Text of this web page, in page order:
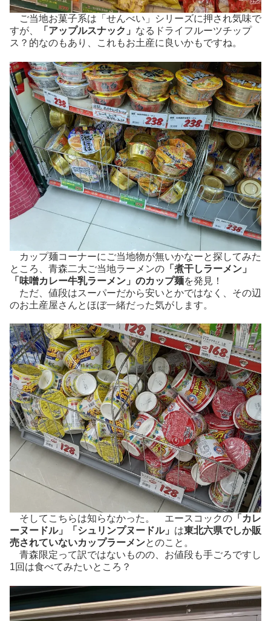
ご当地お菓子系は「せんべい」シリーズに押され気味で
すが、
「アップルスナック」 なるドライフルーツチップ
ス？的なのもあり、これもお土産に良いかもですね。
カップ麺コーナーにご当地物が無いかなーと探してみた
ところ、青森二大ご当地ラーメンの 「煮干しラーメン」
「味噌カレー牛乳ラーメン」のカップ麺を発見！
ただ、値段はスーパーだから安いとかではなく、その辺
のお土産屋さんとほぼ一緒だった気がします。
そしてこちらは知らなかった。 エースコックの 「カレ
ーヌードル」「シュリンプヌードル」 は東北六県でしか販
売されていないカップラーメンとのこと。
青森限定って訳ではないものの、お値段も手ごろですし
1回は食べてみたいところ？